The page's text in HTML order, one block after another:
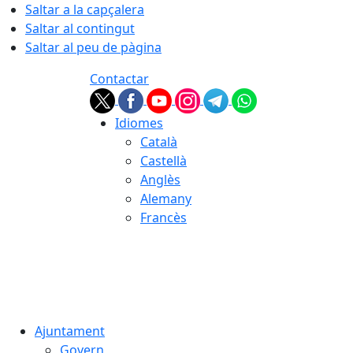
Saltar a la capçalera
Saltar al contingut
Saltar al peu de pàgina
Contactar
Idiomes
Català
Castellà
Anglès
Alemany
Francès
Ajuntament